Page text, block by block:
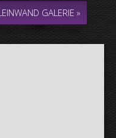
GALERIE »